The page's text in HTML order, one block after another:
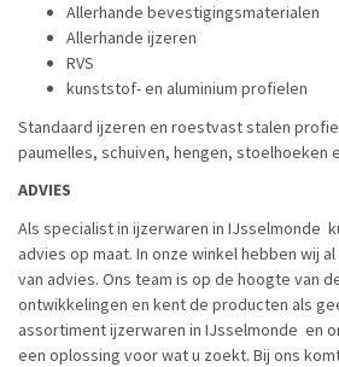
Allerhande bevestigingsmaterialen
Allerhande ijzeren
RVS
kunststof- en aluminium profielen
Standaard ijzeren en roestvast stalen
paumelles, schuiven, hengen, stoelhoeken
ADVIES
Als specialist in ijzerwaren in IJsselmonde
advies op maat. In onze winkel hebben wij
van advies. Ons team is op de hoogte van
ontwikkelingen en kent de producten als
assortiment ijzerwaren in IJsselmonde en
een oplossing voor wat u zoekt. Bij ons